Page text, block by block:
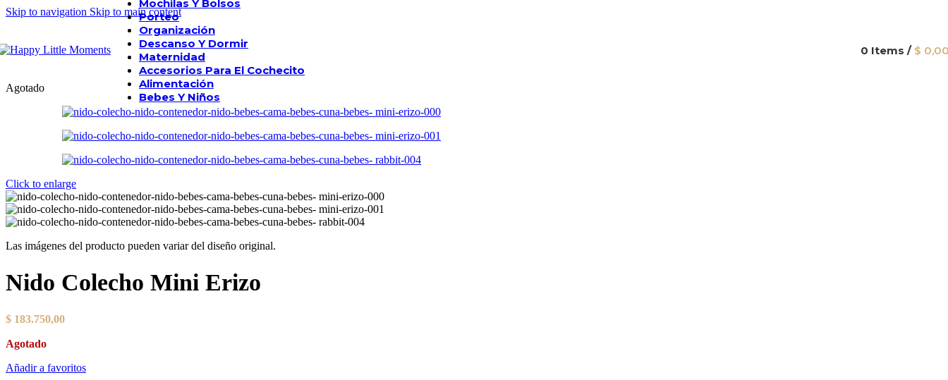
Skip to navigation Skip to main content
Mochilas Y Bolsos
Porteo
Organización
Descanso Y Dormir
Maternidad
Accesorios Para El Cochecito
Alimentación
Bebes Y Niños
0 Items / $
Agotado
Click to enlarge
Las imágenes del producto pueden variar del diseño original.
Nido Colecho Mini Erizo
$ 183.750,00
Agotado
Añadir a favoritos